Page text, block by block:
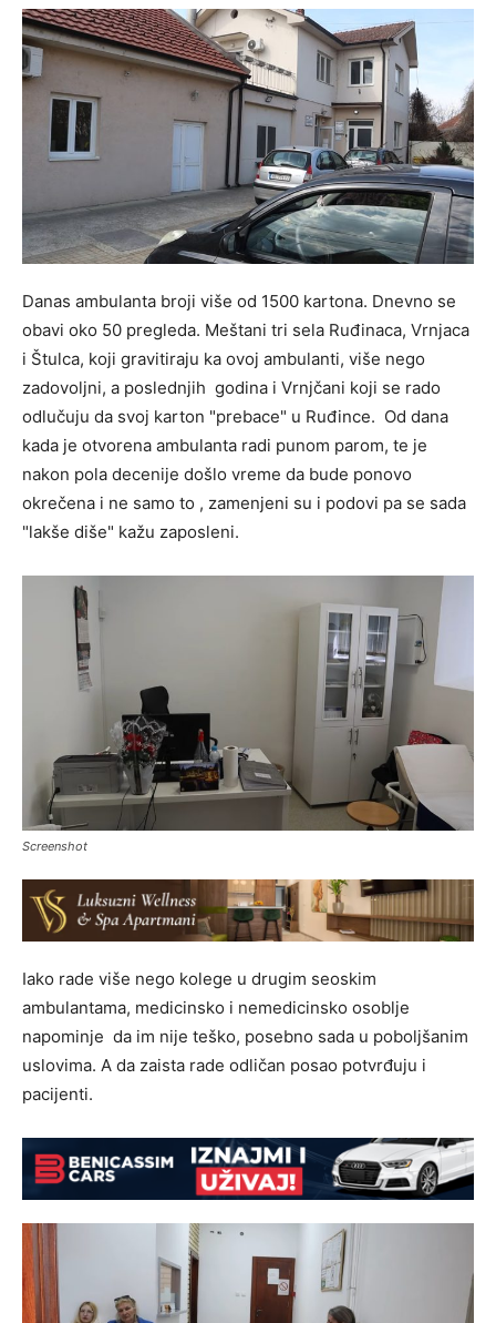
Danas ambulanta broji više od 1500 kartona. Dnevno se
obavi oko 50 pregleda. Meštani tri sela Ruđinaca, Vrnjaca
i Štulca, koji gravitiraju ka ovoj ambulanti, više nego
zadovoljni, a poslednjih godina i Vrnjčani koji se rado
odlučuju da svoj karton "prebace" u Ruđince. Od dana
kada je otvorena ambulanta radi punom parom, te je
nakon pola decenije došlo vreme da bude ponovo
okrečena i ne samo to , zamenjeni su i podovi pa se sada
"lakše diše" kažu zaposleni.
Screenshot
Iako rade više nego kolege u drugim seoskim
ambulantama, medicinsko i nemedicinsko osoblje
napominje da im nije teško, posebno sada u poboljšanim
uslovima. A da zaista rade odličan posao potvrđuju i
pacijenti.